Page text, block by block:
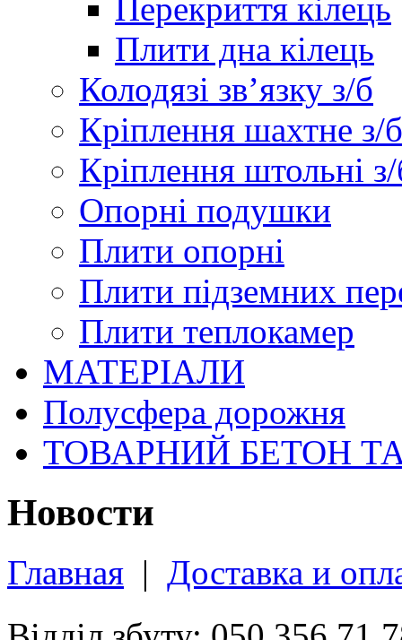
Перекриття кілець
Плити дна кілець
Колодязі зв’язку з/б
Кріплення шахтне з/б
Кріплення штольні
Опорні подушки
Плити опорні
Плити підземних
Плити теплокамер
МАТЕРІАЛИ
Полусфера дорожня
ТОВАРНИЙ БЕТОН
Новости
Главная | Доставка и